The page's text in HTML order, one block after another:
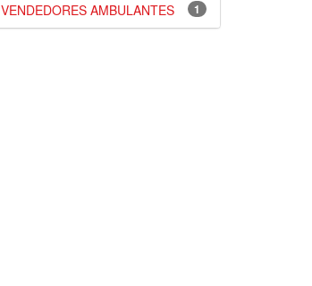
1
VENDEDORES AMBULANTES